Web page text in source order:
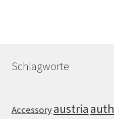
Schlagworte
Accessoryaustria